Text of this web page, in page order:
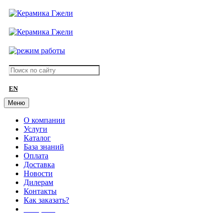
EN
Меню
О компании
Услуги
Каталог
База знаний
Оплата
Доставка
Новости
Дилерам
Контакты
Как заказать?